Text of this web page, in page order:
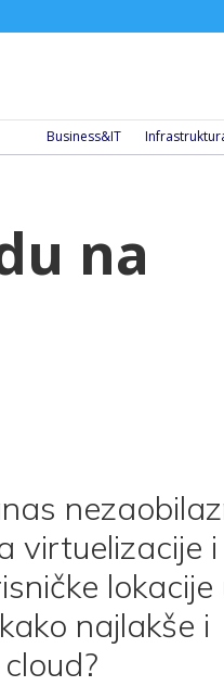
Business&IT
na
virtuelizacije i
lokacije
najlakše i